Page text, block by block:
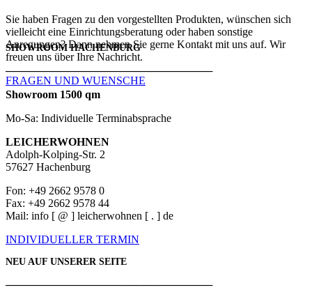
Sie haben Fragen zu den vorgestellten Produkten, wünschen sich
vielleicht eine Einrichtungsberatung oder haben sonstige
Anregungen? Dann nehmen Sie gerne Kontakt mit uns auf. Wir
freuen uns über Ihre Nachricht.
FRAGEN UND WUENSCHE
SHOWROOM HACHENBURG
───────────────────────────
Showroom 1500 qm
Mo-Sa: Individuelle Terminabsprache
LEICHERWOHNEN
Adolph-Kolping-Str. 2
57627 Hachenburg
Fon: +49 2662 9578 0
Fax: +49 2662 9578 44
Mail: info [ @ ] leicherwohnen [ . ] de
INDIVIDUELLER TERMIN
NEU AUF UNSERER SEITE
───────────────────────────